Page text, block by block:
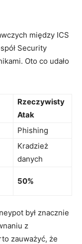
między ICS
Security
Oto co udało
Rzeczywisty
Atak
Phishing
Kradzież
danych
50%
był znacznie
z
zauważyć, że